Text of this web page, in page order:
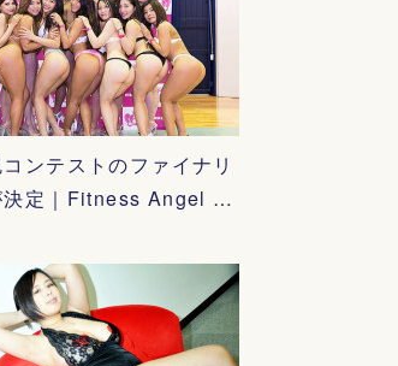
ンテストのファイナリ
決定｜Fitness Angel …